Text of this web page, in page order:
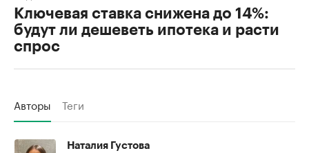
Ключевая ставка снижена до 14%:
будут ли дешеветь ипотека и расти
спрос
Авторы Теги
Наталия Густова